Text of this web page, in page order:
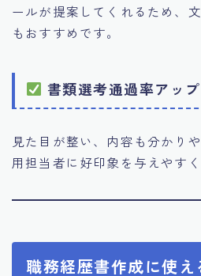
ールが提案してくれるため、
もおすすめです。
書類選考通過率アッ
見た目が整い、内容も分かり
用担当者に好印象を与えやすく
職務経歴書作成に使